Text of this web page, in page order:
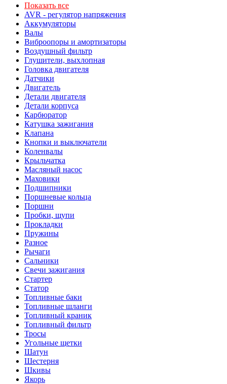
Показать все
AVR - регулятор напряжения
Аккумуляторы
Валы
Виброопоры и амортизаторы
Воздушный фильтр
Глушители, выхлопная
Головка двигателя
Датчики
Двигатель
Детали двигателя
Детали корпуса
Карбюратор
Катушка зажигания
Клапана
Кнопки и выключатели
Коленвалы
Крыльчатка
Масляный насос
Маховики
Подшипники
Поршневые кольца
Поршни
Пробки, щупи
Прокладки
Пружины
Разное
Рычаги
Сальники
Свечи зажигания
Стартер
Статор
Топливные баки
Топливные шланги
Топливный краник
Топливный фильтр
Тросы
Угольные щетки
Шатун
Шестерня
Шкивы
Якорь